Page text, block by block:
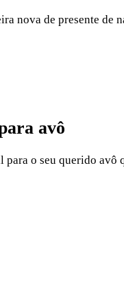
nova de presente de
avô
para o seu querido avô